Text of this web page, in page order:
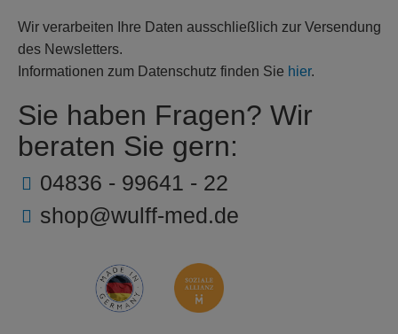
Wir verarbeiten Ihre Daten ausschließlich zur Versendung
des Newsletters.
Informationen zum Datenschutz finden Sie hier.
Sie haben Fragen? Wir
beraten Sie gern:
04836 - 99641 - 22
shop@wulff-med.de